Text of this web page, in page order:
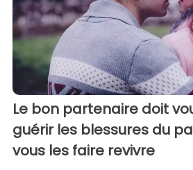
Le bon partenaire doit
guérir les blessures du
vous les faire revivre